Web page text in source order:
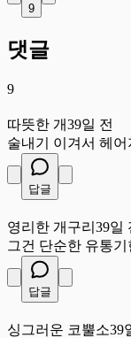
9
댓글
9
따뜻한 개39일 전
술내기 이겨서 헤
답글
영리한 개구리 39일
그건 단순한 유통
답글
싱그러운 코뿔소39